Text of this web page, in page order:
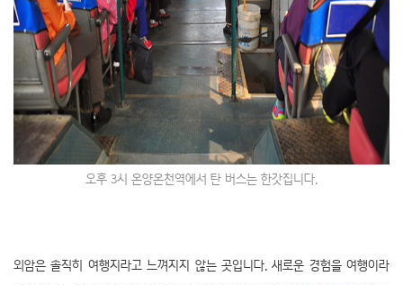
오후 3시 온양온천역에서 탄 버스는 한갓집니다.
외암은 솔직히 여행지라고 느껴지지 않는 곳입니다. 새로운 경험을 여행이라